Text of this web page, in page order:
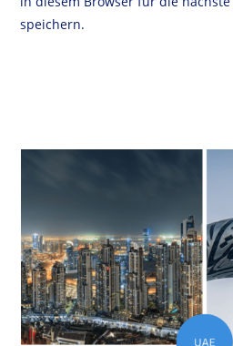
speichern.